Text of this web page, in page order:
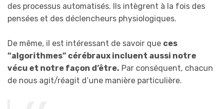
des processus automatisés. Ils intègrent à la fois des
pensées et des déclencheurs physiologiques.
De même, il est intéressant de savoir que ces
“algorithmes” cérébraux incluent aussi notre
vécu et notre façon d’être. Par conséquent, chacun
de nous agit/réagit d’une manière particulière.